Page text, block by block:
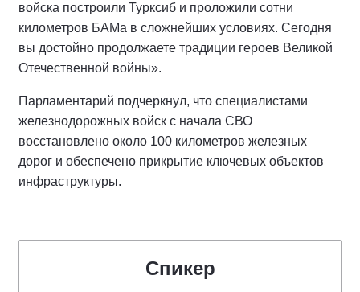
войска построили Турксиб и проложили сотни
километров БАМа в сложнейших условиях. Сегодня
вы достойно продолжаете традиции героев Великой
Отечественной войны».
Парламентарий подчеркнул, что специалистами
железнодорожных войск с начала СВО
восстановлено около 100 километров железных
дорог и обеспечено прикрытие ключевых объектов
инфраструктуры.
Спикер